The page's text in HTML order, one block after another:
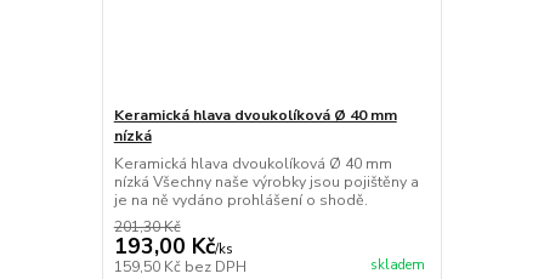
Keramická hlava dvoukolíková Ø 40 mm
nízká
Keramická hlava dvoukolíková Ø 40 mm
nízká Všechny naše výrobky jsou pojištěny a
je na ně vydáno prohlášení o shodě.
201,30 Kč
193,00 Kč/ks
159,50 Kč bez DPH skladem